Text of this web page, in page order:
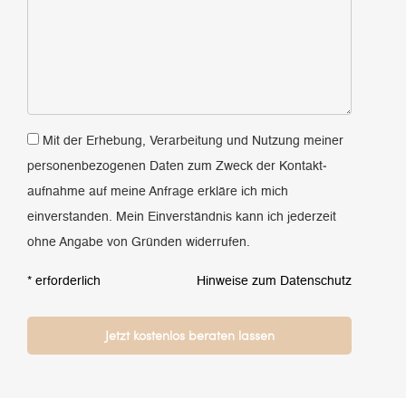
Mit der Erhebung, Verarbeitung und Nutzung meiner
personen­bezogenen Daten zum Zweck der Kontakt­
aufnahme auf meine Anfrage erkläre ich mich
einverstanden. Mein Einverständnis kann ich jederzeit
ohne Angabe von Gründen widerrufen.
* erforderlich Hinweise zum Datenschutz